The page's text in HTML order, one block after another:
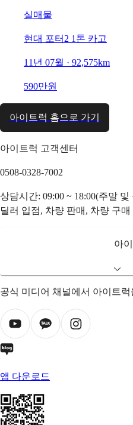
실매물
현대 포터2 1톤 카고
11년 07월 · 92,575km
590만원
아이트럭 홈으로 가기
아이트럭 고객센터
0508-0328-7002
상담시간: 09:00 ~ 18:00(주말
딜러 입점, 차량 판매, 차량 구
아
공식 미디어 채널에서 아이트럭
앱 다운로드